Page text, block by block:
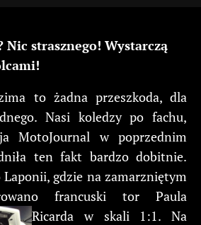
Nic strasznego! Wystarczą
to żadna przeszkoda, dla
Nasi koledzy po fachu,
MotoJournal w poprzednim
ten fakt bardzo dobitnie.
Laponii, gdzie na zamarzniętym
francuski tor Paula
Ricarda w skali 1:1. Na